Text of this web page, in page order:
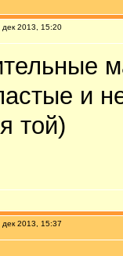
дек 2013, 15:20
и
той)
дек 2013, 15:37